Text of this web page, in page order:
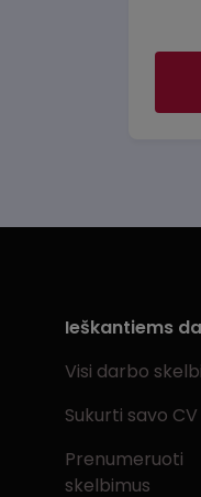
Ieškantiems
Visi darbo
Sukurti savo CV
Prenumeruoti
skelbimus